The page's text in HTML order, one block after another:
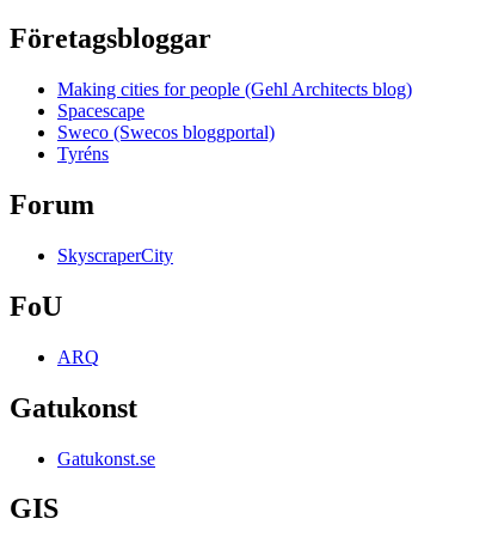
Företagsbloggar
Making cities for people (Gehl Architects blog)
Spacescape
Sweco (Swecos bloggportal)
Tyréns
Forum
SkyscraperCity
FoU
ARQ
Gatukonst
Gatukonst.se
GIS